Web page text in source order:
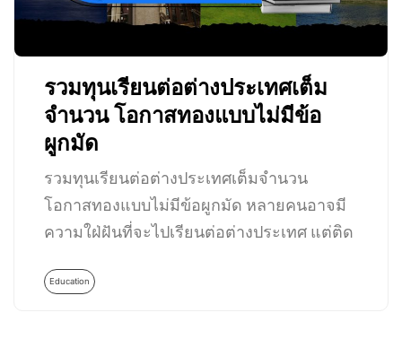
รวมทุนเรียนต่อต่างประเทศเต็ม
จำนวน โอกาสทองแบบไม่มีข้อ
ผูกมัด
รวมทุนเรียนต่อต่างประเทศเต็มจำนวน
โอกาสทองแบบไม่มีข้อผูกมัด หลายคนอาจมี
ความใฝ่ฝันที่จะไปเรียนต่อต่างประเทศ แต่ติด
Education